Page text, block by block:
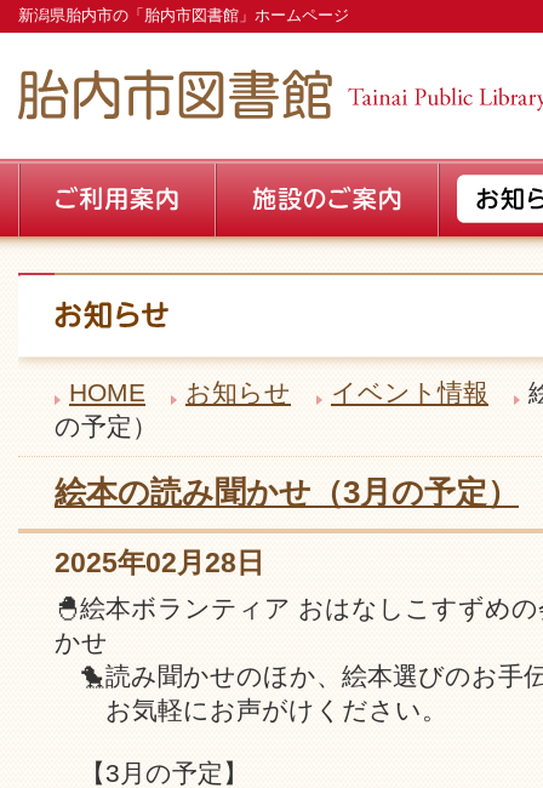
新潟県胎内市の「胎内市図書館」ホームページ
HOME お知らせ イベント情報
の予定）
絵本の読み聞かせ（3月の予定）
2025年02月28日
🐣絵本ボランティア おはなしこすずめ
かせ
🐤読み聞かせのほか、絵本選びのお手
お気軽にお声がけください。
【3月の予定】